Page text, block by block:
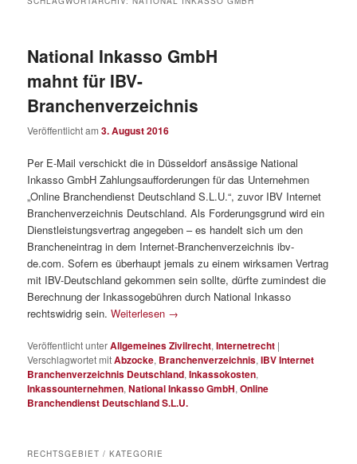
National Inkasso GmbH
mahnt für IBV-
Branchenverzeichnis
Veröffentlicht am3. August 2016
Per E-Mail verschickt die in Düsseldorf ansässige National
Inkasso GmbH Zahlungsaufforderungen für das Unternehmen
„Online Branchendienst Deutschland S.L.U.“, zuvor IBV Internet
Branchenverzeichnis Deutschland. Als Forderungsgrund wird ein
Dienstleistungsvertrag angegeben – es handelt sich um den
Brancheneintrag in dem Internet-Branchenverzeichnis ibv-
de.com. Sofern es überhaupt jemals zu einem wirksamen Vertrag
mit IBV-Deutschland gekommen sein sollte, dürfte zumindest die
Berechnung der Inkassogebühren durch National Inkasso
rechtswidrig sein.Weiterlesen →
Veröffentlicht unterAllgemeines Zivilrecht,Internetrecht |
Verschlagwortet mitAbzocke, Branchenverzeichnis,IBV Internet
Branchenverzeichnis Deutschland,Inkassokosten,
Inkassounternehmen,National Inkasso GmbH,Online
Branchendienst Deutschland S.L.U.
RECHTSGEBIET / KATEGORIE